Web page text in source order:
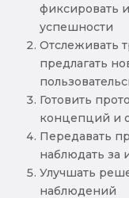
фиксировать
успешности
Отслеживать
предлагать
Готовить
концепций и
Передавать
наблюдать за
Улучшать
наблюдений